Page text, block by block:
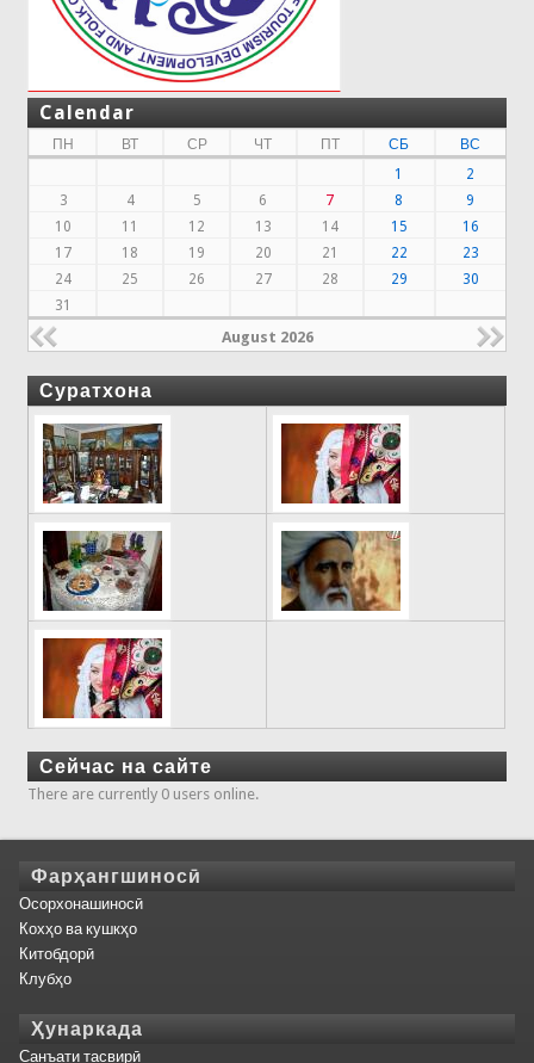
Calendar
ПН ВТ СР ЧТ ПТ СБ
ВС
1
2
3
4 5 6 7 8
9
10
11 12 13 14 15
16
17
18 19 20 21 22
23
24
25 26 27 28 29
30
31
August 2026
Суратхона
Сейчас на сайте
There are currently 0 users online.
Фарҳангшиносӣ
Осорхонашиносӣ
Кохҳо ва кушкҳо
Китобдорӣ
Клубҳо
Ҳунаркада
Санъати тасвирӣ